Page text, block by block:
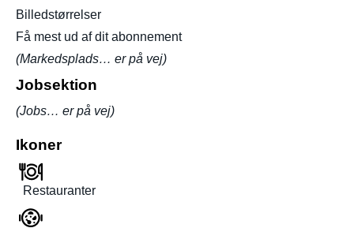
Billedstørrelser
Få mest ud af dit abonnement
(Markedsplads… er på vej)
Jobsektion
(Jobs… er på vej)
Ikoner
Restauranter